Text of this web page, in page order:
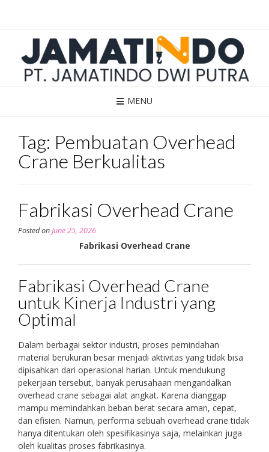
MENU
Tag: Pembuatan Overhead
Crane Berkualitas
Fabrikasi Overhead Crane
Posted onJune 25, 2026
Fabrikasi Overhead Crane
Fabrikasi Overhead Crane
untuk Kinerja Industri yang
Optimal
Dalam berbagai sektor industri, proses pemindahan
material berukuran besar menjadi aktivitas yang tidak bisa
dipisahkan dari operasional harian. Untuk mendukung
pekerjaan tersebut, banyak perusahaan mengandalkan
overhead crane sebagai alat angkat. Karena dianggap
mampu memindahkan beban berat secara aman, cepat,
dan efisien. Namun, performa sebuah overhead crane tidak
hanya ditentukan oleh spesifikasinya saja, melainkan juga
oleh kualitas proses fabrikasinya.